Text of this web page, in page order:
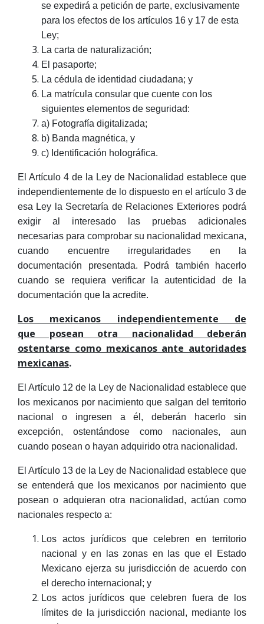
se expedirá a petición de parte, exclusivamente
para los efectos de los artículos 16 y 17 de esta
Ley;
La carta de naturalización;
El pasaporte;
La cédula de identidad ciudadana; y
La matrícula consular que cuente con los
siguientes elementos de seguridad:
a) Fotografía digitalizada;
b) Banda magnética, y
c) Identificación holográfica.
El Artículo 4 de la Ley de Nacionalidad establece que
independientemente de lo dispuesto en el artículo 3 de
esa Ley la Secretaría de Relaciones Exteriores podrá
exigir al interesado las pruebas adicionales
necesarias para comprobar su nacionalidad mexicana,
cuando encuentre irregularidades en la
documentación presentada. Podrá también hacerlo
cuando se requiera verificar la autenticidad de la
documentación que la acredite.
Los mexicanos independientemente de
que posean otra nacionalidad deberán
ostentarse como mexicanos ante autoridades
mexicanas.
El Artículo 12 de la Ley de Nacionalidad establece que
los mexicanos por nacimiento que salgan del territorio
nacional o ingresen a él, deberán hacerlo sin
excepción, ostentándose como nacionales, aun
cuando posean o hayan adquirido otra nacionalidad.
El Artículo 13 de la Ley de Nacionalidad establece que
se entenderá que los mexicanos por nacimiento que
posean o adquieran otra nacionalidad, actúan como
nacionales respecto a:
Los actos jurídicos que celebren en territorio
nacional y en las zonas en las que el Estado
Mexicano ejerza su jurisdicción de acuerdo con
el derecho internacional; y
Los actos jurídicos que celebren fuera de los
límites de la jurisdicción nacional, mediante los